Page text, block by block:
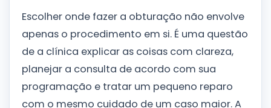
Escolher onde fazer a obturação não envolve
apenas o procedimento em si. É uma questão
de a clínica explicar as coisas com clareza,
planejar a consulta de acordo com sua
programação e tratar um pequeno reparo
com o mesmo cuidado de um caso maior. A